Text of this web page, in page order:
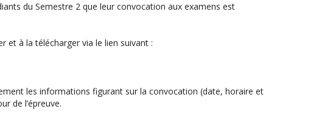
du Semestre 2 que leur convocation aux examens est
et à la télécharger via le lien suivant :
les informations figurant sur la convocation (date, horaire et
de l’épreuve.